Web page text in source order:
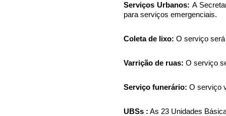
Serviços Urbanos: A
para serviços emergenciais.
Coleta de lixo: O serviço
Varrição de ruas: O serviço
Serviço funerário: O serviço
UBSs : As 23 Unidades